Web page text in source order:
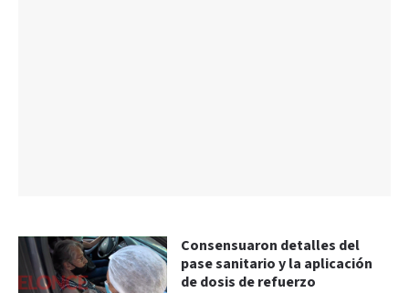
Consensuaron detalles del
pase sanitario y la aplicación
de dosis de refuerzo